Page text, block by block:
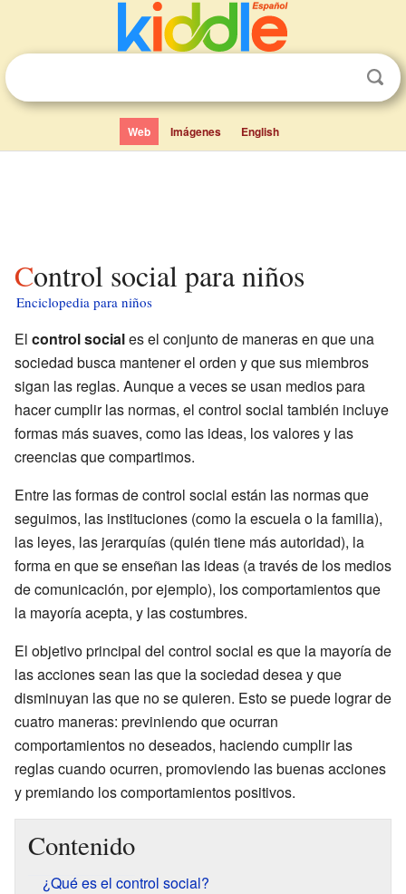
Web Imágenes English
Control social para niños
Enciclopedia para niños
El control sociales el conjunto de maneras en que una
sociedad busca mantener el orden y que sus miembros
sigan las reglas. Aunque a veces se usan medios para
hacer cumplir las normas, el control social también incluye
formas más suaves, como las ideas, los valores y las
creencias que compartimos.
Entre las formas de control social están las normas que
seguimos, las instituciones (como la escuela o la familia),
las leyes, las jerarquías (quién tiene más autoridad), la
forma en que se enseñan las ideas (a través de los medios
de comunicación, por ejemplo), los comportamientos que
la mayoría acepta, y las costumbres.
El objetivo principal del control social es que la mayoría de
las acciones sean las que la sociedad desea y que
disminuyan las que no se quieren. Esto se puede lograr de
cuatro maneras: previniendo que ocurran
comportamientos no deseados, haciendo cumplir las
reglas cuando ocurren, promoviendo las buenas acciones
y premiando los comportamientos positivos.
Contenido
¿Qué es el control social?